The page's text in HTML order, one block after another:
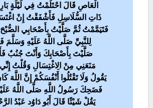
الْعَاصِ قَالَ احْتَلَمْتُ فِي لَيْلَةٍ
ذَاتِ السُّلَاسِلِ فَأَشْفَقْتُ إِنْ
فَتَيَمَّمْتُ ثُمَّ صَلَّيْتُ بِأَصْحَابِي
لِلنَّبِيِّ صَلَّى اللَّهُ عَلَيْهِ وَسَلَّمَ
صَلَّيْتَ بِأَصْحَابِكَ وَأَنْتَ جُنُبٌ
مَنَعَنِي مِنْ الِاغْتِسَالِ وَقُلْتُ
يَقُولُ وَلَا تَقْتُلُوا أَنْفُسَكُمْ إِنَّ اللَّهَ
فَضَحِكَ رَسُولُ اللَّهِ صَلَّى اللَّهُ
يَقُلْ شَيْئًا قَالَ أَبُو دَاوُد عَبْدُ